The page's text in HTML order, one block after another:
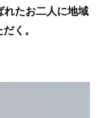
れたお二人に地域
く。